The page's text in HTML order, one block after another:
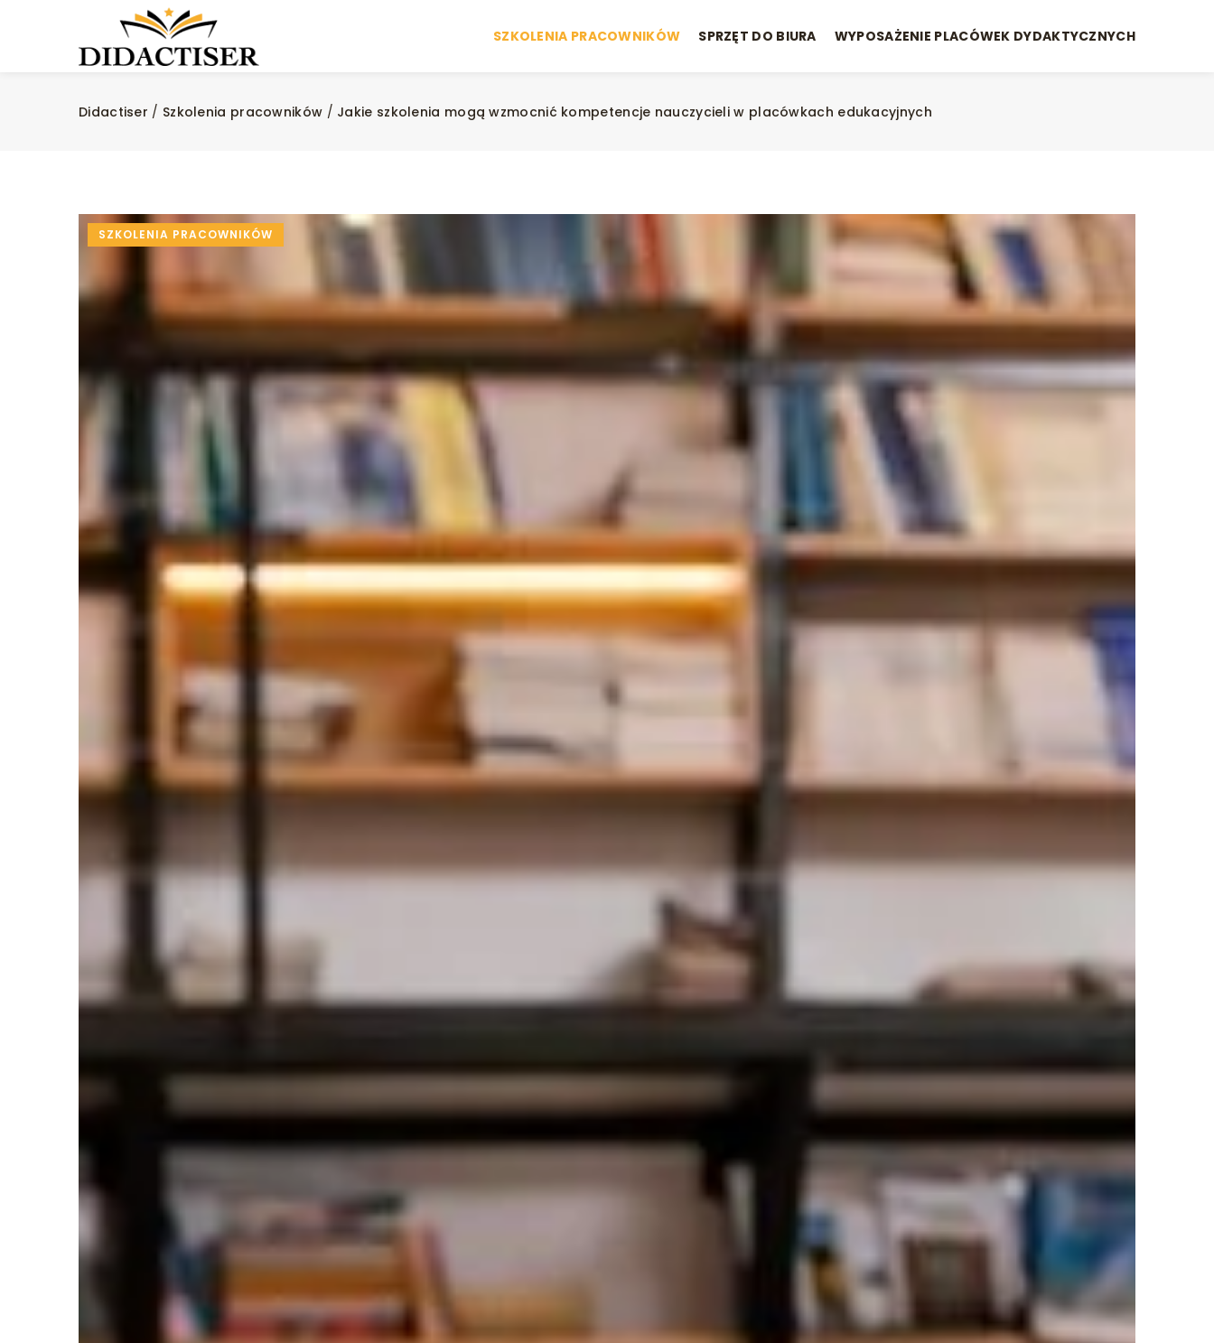
SZKOLENIA PRACOWNIKÓW SPRZĘT DO BIURA WYPOSAŻENIE PLACÓWEK DYDAKTYCZNYCH
Didactiser / Szkolenia pracowników / Jakie szkolenia mogą wzmocnić kompetencje nauczycieli w placówkach edukacyjnych
SZKOLENIA PRACOWNIKÓW